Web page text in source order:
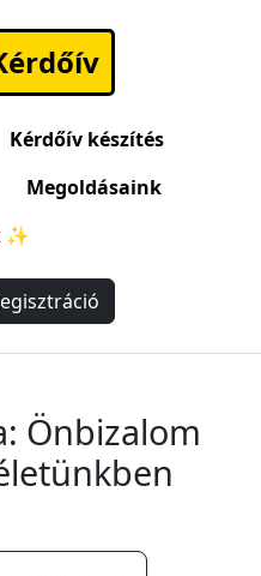
Kérdőív készítés
Megoldásaink
✨
Önbizalom